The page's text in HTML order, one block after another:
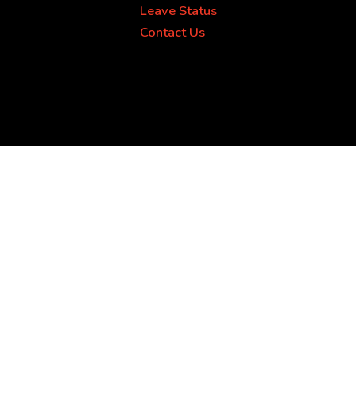
Leave Status
Contact Us